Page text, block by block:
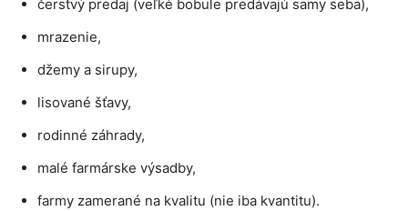
čerstvý predaj (veľké bobule predávajú samy seba),
mrazenie,
džemy a sirupy,
lisované šťavy,
rodinné záhrady,
malé farmárske výsadby,
farmy zamerané na kvalitu (nie iba kvantitu).